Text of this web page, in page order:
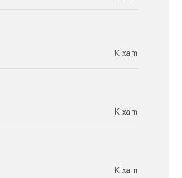
Kixam
Kixam
Kixam